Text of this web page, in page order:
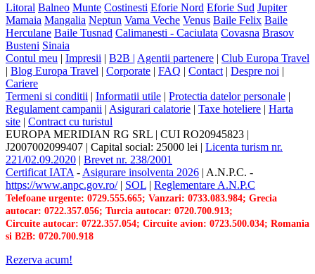
Litoral Balneo Munte Costinesti Eforie Nord Eforie Sud Jupiter
Mamaia Mangalia Neptun Vama Veche Venus Baile Felix Baile
Herculane Baile Tusnad Calimanesti - Caciulata Covasna Brasov
Busteni Sinaia
Contul meu | Impresii | B2B | Agentii partenere | Club Europa Travel
| Blog Europa Travel | Corporate | FAQ | Contact | Despre noi |
Cariere
Termeni si conditii | Informatii utile | Protectia datelor personale |
Regulament campanii | Asigurari calatorie | Taxe hoteliere | Harta
site | Contract cu turistul
EUROPA MERIDIAN RG SRL | CUI RO20945823 |
J2007002099407 | Capital social: 25000 lei | Licenta turism nr.
221/02.09.2020 | Brevet nr. 238/2001
Certificat IATA - Asigurare insolventa 2026 | A.N.P.C. -
https://www.anpc.gov.ro/| SOL | Reglementare A.N.P.C
Telefoane urgente: 0729.555.665; Vanzari: 0733.083.984; Grecia
autocar: 0722.357.056; Turcia autocar: 0720.700.913;
Circuite autocar: 0722.357.054; Circuite avion: 0723.500.034; Romania
si B2B: 0720.700.918
Rezerva acum!